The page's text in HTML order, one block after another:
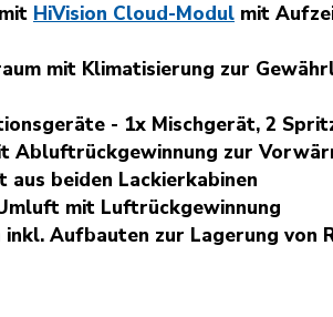
HiVision Cloud-Modul mit
mit Klimatisierung zur
- 1x Mischgerät, 2
Abluftrückgewinnung zur
beiden Lackierkabinen
mit Luftrückgewinnung
Aufbauten zur Lagerung von